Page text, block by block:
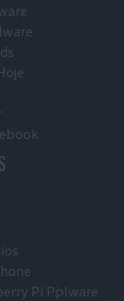
Pi Pplware